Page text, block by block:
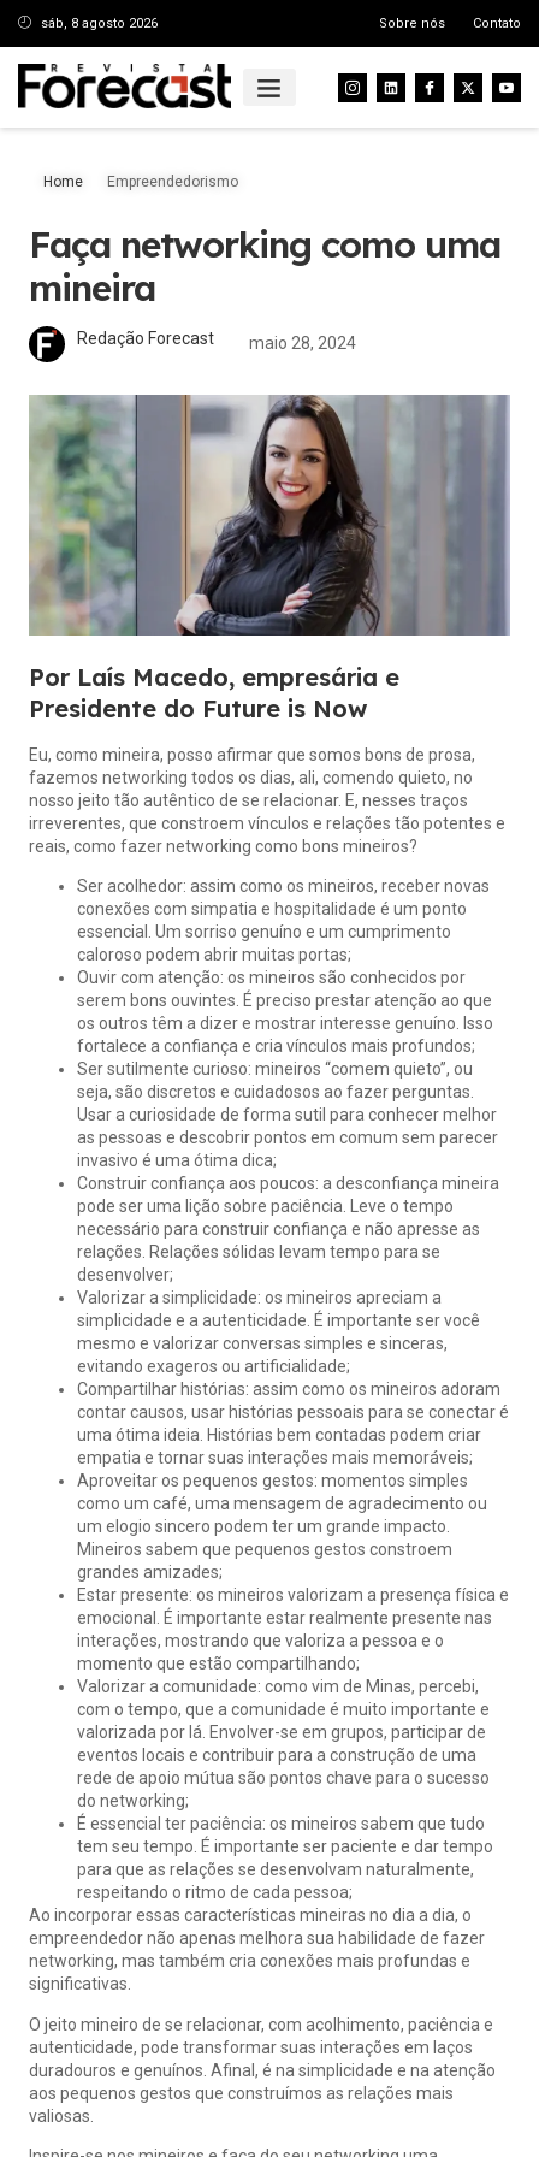
sáb, 8 agosto 2026 Sobre nós Contato
Home Empreendedorismo
Faça networking como uma
mineira
Redação Forecast maio 28, 2024
Por Laís Macedo, empresária e
Presidente do Future is Now
Eu, como mineira, posso afirmar que somos bons de prosa,
fazemos networking todos os dias, ali, comendo quieto, no
nosso jeito tão autêntico de se relacionar. E, nesses traços
irreverentes, que constroem vínculos e relações tão potentes e
reais, como fazer networking como bons mineiros?
Ser acolhedor: assim como os mineiros, receber novas
conexões com simpatia e hospitalidade é um ponto
essencial. Um sorriso genuíno e um cumprimento
caloroso podem abrir muitas portas;
Ouvir com atenção: os mineiros são conhecidos por
serem bons ouvintes. É preciso prestar atenção ao que
os outros têm a dizer e mostrar interesse genuíno. Isso
fortalece a confiança e cria vínculos mais profundos;
Ser sutilmente curioso: mineiros “comem quieto”, ou
seja, são discretos e cuidadosos ao fazer perguntas.
Usar a curiosidade de forma sutil para conhecer melhor
as pessoas e descobrir pontos em comum sem parecer
invasivo é uma ótima dica;
Construir confiança aos poucos: a desconfiança mineira
pode ser uma lição sobre paciência. Leve o tempo
necessário para construir confiança e não apresse as
relações. Relações sólidas levam tempo para se
desenvolver;
Valorizar a simplicidade: os mineiros apreciam a
simplicidade e a autenticidade. É importante ser você
mesmo e valorizar conversas simples e sinceras,
evitando exageros ou artificialidade;
Compartilhar histórias: assim como os mineiros adoram
contar causos, usar histórias pessoais para se conectar é
uma ótima ideia. Histórias bem contadas podem criar
empatia e tornar suas interações mais memoráveis;
Aproveitar os pequenos gestos: momentos simples
como um café, uma mensagem de agradecimento ou
um elogio sincero podem ter um grande impacto.
Mineiros sabem que pequenos gestos constroem
grandes amizades;
Estar presente: os mineiros valorizam a presença física e
emocional. É importante estar realmente presente nas
interações, mostrando que valoriza a pessoa e o
momento que estão compartilhando;
Valorizar a comunidade: como vim de Minas, percebi,
com o tempo, que a comunidade é muito importante e
valorizada por lá. Envolver-se em grupos, participar de
eventos locais e contribuir para a construção de uma
rede de apoio mútua são pontos chave para o sucesso
do networking;
É essencial ter paciência: os mineiros sabem que tudo
tem seu tempo. É importante ser paciente e dar tempo
para que as relações se desenvolvam naturalmente,
respeitando o ritmo de cada pessoa;
Ao incorporar essas características mineiras no dia a dia, o
empreendedor não apenas melhora sua habilidade de fazer
networking, mas também cria conexões mais profundas e
significativas.
O jeito mineiro de se relacionar, com acolhimento, paciência e
autenticidade, pode transformar suas interações em laços
duradouros e genuínos. Afinal, é na simplicidade e na atenção
aos pequenos gestos que construímos as relações mais
valiosas.